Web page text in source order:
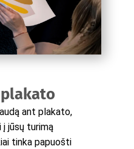
ant plakato,
jūsų turimą
tinka papuošti